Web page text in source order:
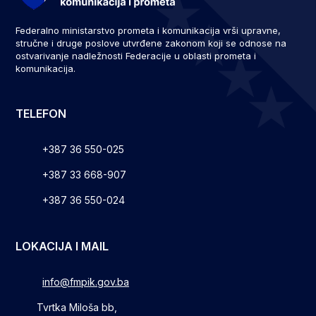
Federalno ministarstvo prometa i komunikacija vrši upravne,
stručne i druge poslove utvrđene zakonom koji se odnose na
ostvarivanje nadležnosti Federacije u oblasti prometa i
komunikacija.
TELEFON
+387 36 550-025
+387 33 668-907
+387 36 550-024
LOKACIJA I MAIL
info@fmpik.gov.ba
Tvrtka Miloša bb,